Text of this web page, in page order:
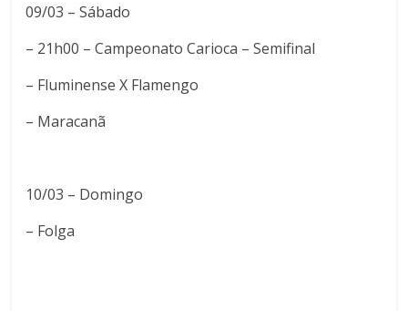
09/03 – Sábado
– 21h00 – Campeonato Carioca – Semifinal
– Fluminense X Flamengo
– Maracanã
10/03 – Domingo
– Folga